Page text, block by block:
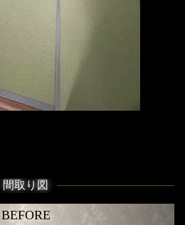
間取り図
BEFORE